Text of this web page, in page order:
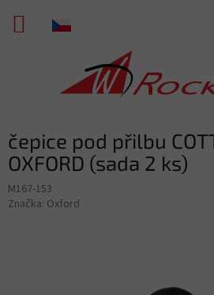
obsah
NÁKUPNÍ
čepice pod přilbu
OXFORD (sada 2 ks)
M167-153
Značka: Oxford